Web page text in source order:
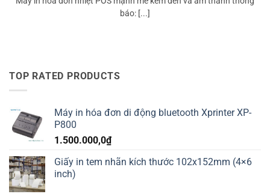
báo: [...]
TOP RATED PRODUCTS
Máy in hóa đơn di động bluetooth Xprinter XP-
P800
1.500.000,0₫
Giấy in tem nhãn kích thước 102x152mm (4×6
inch)